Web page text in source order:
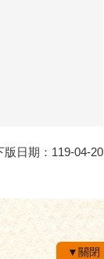
版日期：119-04-20
▼關閉